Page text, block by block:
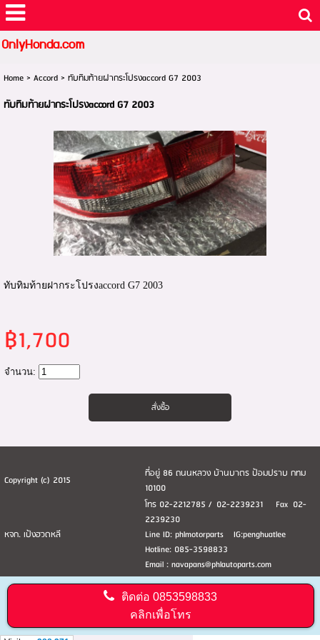
OnlyHonda.com
Home> Accord> ทับทิมท้ายฝากระโปรงaccord G7 2003
ทับทิมท้ายฝากระโปรงaccord G7 2003
ทับทิมท้ายฝากระโปรงaccord G7 2003
฿1,700
จำนวน:
Copyright (c) 2015
ที่อยู่ 86 ถนนหลวง บ้านบาตร ป้อมปราบ กทม
10100
หจก. เป้งฮวดหลี
โทร 02-2212785 / 02-2239231 Fax 02-
2239230
Line ID: phlmotorparts IG:penghuatlee
Hotline: 085-3598833
Email : navapans@phlautoparts.com
ติดต่อ0853598833
คลิกเพื่อโทร